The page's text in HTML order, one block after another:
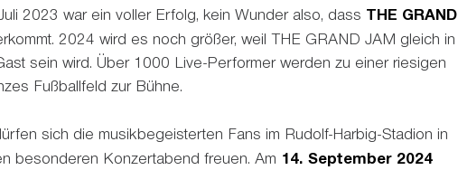
2023 war ein voller Erfolg, kein Wunder also, dass THE GRAND
2024 wird es noch größer, weil THE GRAND JAM gleich in
sein wird. Über 1000 Live-Performer werden zu einer riesigen
Fußballfeld zur Bühne.
sich die musikbegeisterten Fans im Rudolf-Harbig-Stadion in
besonderen Konzertabend freuen. Am 14. September 2024